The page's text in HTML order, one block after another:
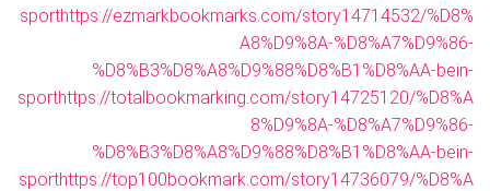
sporthttps://ezmarkbookmarks.com/story14714532/%D8%
A8%D9%8A-%D8%A7%D9%86-
%D8%B3%D8%A8%D9%88%D8%B1%D8%AA-bein-
sporthttps://totalbookmarking.com/story14725120/%D8%A
8%D9%8A-%D8%A7%D9%86-
%D8%B3%D8%A8%D9%88%D8%B1%D8%AA-bein-
sporthttps://top100bookmark.com/story14736079/%D8%A